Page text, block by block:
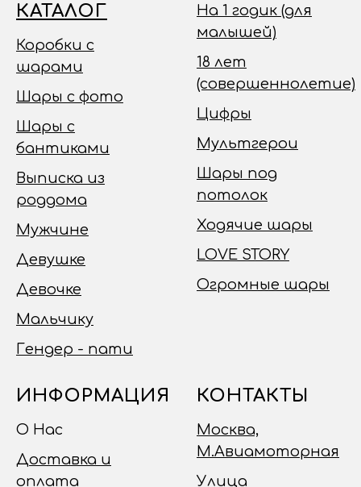
КАТАЛОГ
Коробки с
шарами
Шары с фото
Шары с
бантиками
Выписка из
роддома
Мужчине
Девушке
Девочке
Мальчику
Гендер - пати
На 1 годик (для
малышей)
18 лет
(совершеннолетие)
Цифры
Мультгерои
Шары под
потолок
Ходячие шары
LOVE STORY
Огромные шары
ИНФОРМАЦИЯ
О Нас
Доставка и
оплата
КОНТАКТЫ
Москва,
М.Авиамоторная
Улица